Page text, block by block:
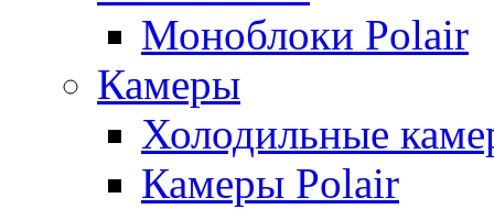
Моноблоки Polair
Камеры
Холодильные
Камеры Polair